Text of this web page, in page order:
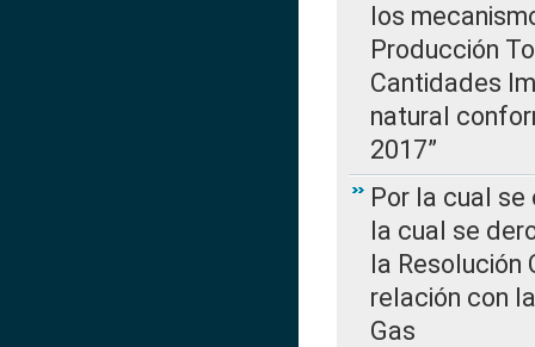
los
Producción
Cantidades
natural
2017”
Por la cual
la cual se
la Resolución
relación con
Gas